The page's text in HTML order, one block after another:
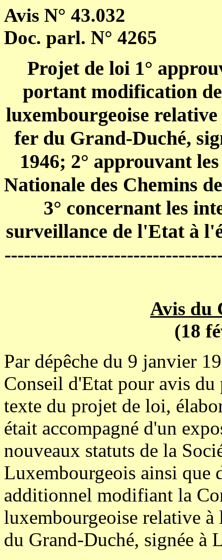
Avis N° 43.032
Doc. parl. N° 4265
Projet de loi 1°
portant modification
luxembourgeoise
fer du Grand-Duché,
1946; 2° approuvant
Nationale des Chemins
3° concernant les
surveillance de l'Etat à
Avis du
(18
Par dépêche du 9 janvier
Conseil d'Etat pour avis
texte du projet de loi,
était accompagné d'un
nouveaux statuts de la
Luxembourgeois ainsi que
additionnel modifiant la
luxembourgeoise relative
du Grand-Duché, signée à